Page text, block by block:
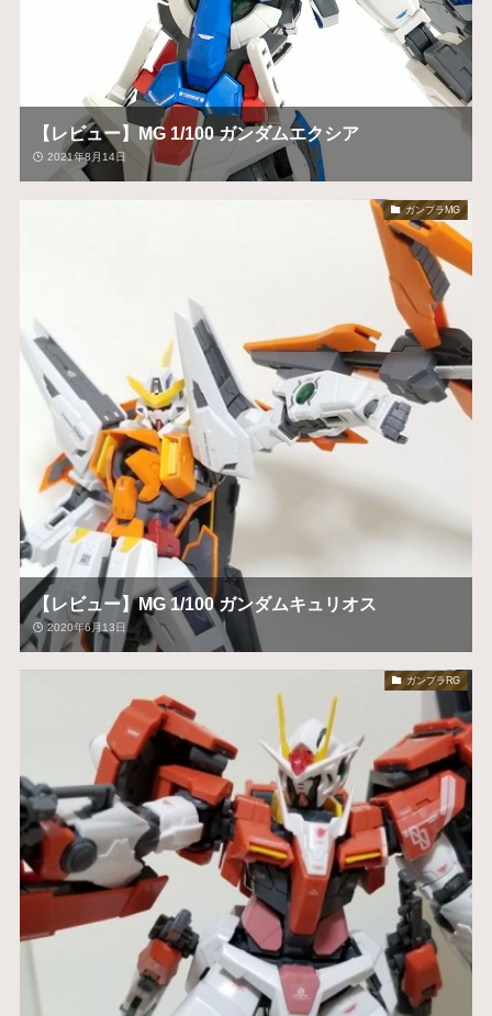
【レビュー】MG 1/100 ガンダムエクシア
2021年8月14日
ガンプラMG
【レビュー】MG 1/100 ガンダムキュリオス
2020年6月13日
ガンプラRG